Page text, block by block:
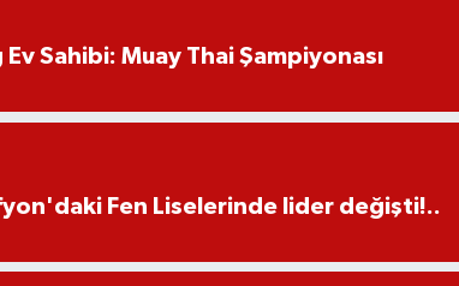
Sahibi: Muay Thai Şampiyonası
Fen Liselerinde lider değişti!..